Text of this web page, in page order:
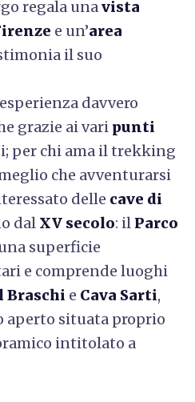
regala una vista
e un’area
il suo
davvero
grazie ai vari punti
per chi ama il trekking
che avventurarsi
delle cave di
dal XV secolo: il Parco
superficie
e comprende luoghi
Braschi e Cava Sarti,
aperto situata proprio
intitolato a